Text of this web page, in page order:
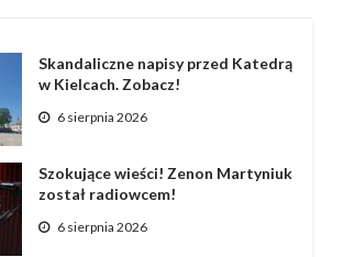
Skandaliczne napisy przed Katedrą
w Kielcach. Zobacz!
6 sierpnia 2026
Szokujące wieści! Zenon Martyniuk
został radiowcem!
6 sierpnia 2026